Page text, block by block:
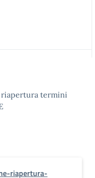
riapertura termini
riapertura-